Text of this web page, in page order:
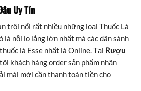
Uy Tín
trôi nổi rất nhiều những loại Thuốc Lá
là nỗi lo lắng lớn nhất mà các dân sành
lá Esse nhất là Online. Tại Rượu
khách hàng order sản phẩm nhận
mái mới cần thanh toán tiền cho